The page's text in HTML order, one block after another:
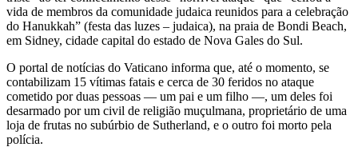
vida de membros da comunidade judaica reunidos para a celebração
do Hanukkah” (festa das luzes – judaica), na praia de Bondi Beach,
em Sidney, cidade capital do estado de Nova Gales do Sul.
O portal de notícias do Vaticano informa que, até o momento, se
contabilizam 15 vítimas fatais e cerca de 30 feridos no ataque
cometido por duas pessoas — um pai e um filho —, um deles foi
desarmado por um civil de religião muçulmana, proprietário de uma
loja de frutas no subúrbio de Sutherland, e o outro foi morto pela
polícia.